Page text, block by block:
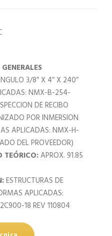
3/8″ X 4″ X 240″
NMX-B-254-
DE RECIBO
POR INMERSION
APLICADAS: NMX-H-
DEL PROVEEDOR)
TEÓRICO:APROX. 91.85
ESTRUCTURAS DE
APLICADAS:
18 REV 110804